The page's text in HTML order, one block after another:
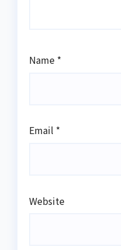
Name *
Email *
Website